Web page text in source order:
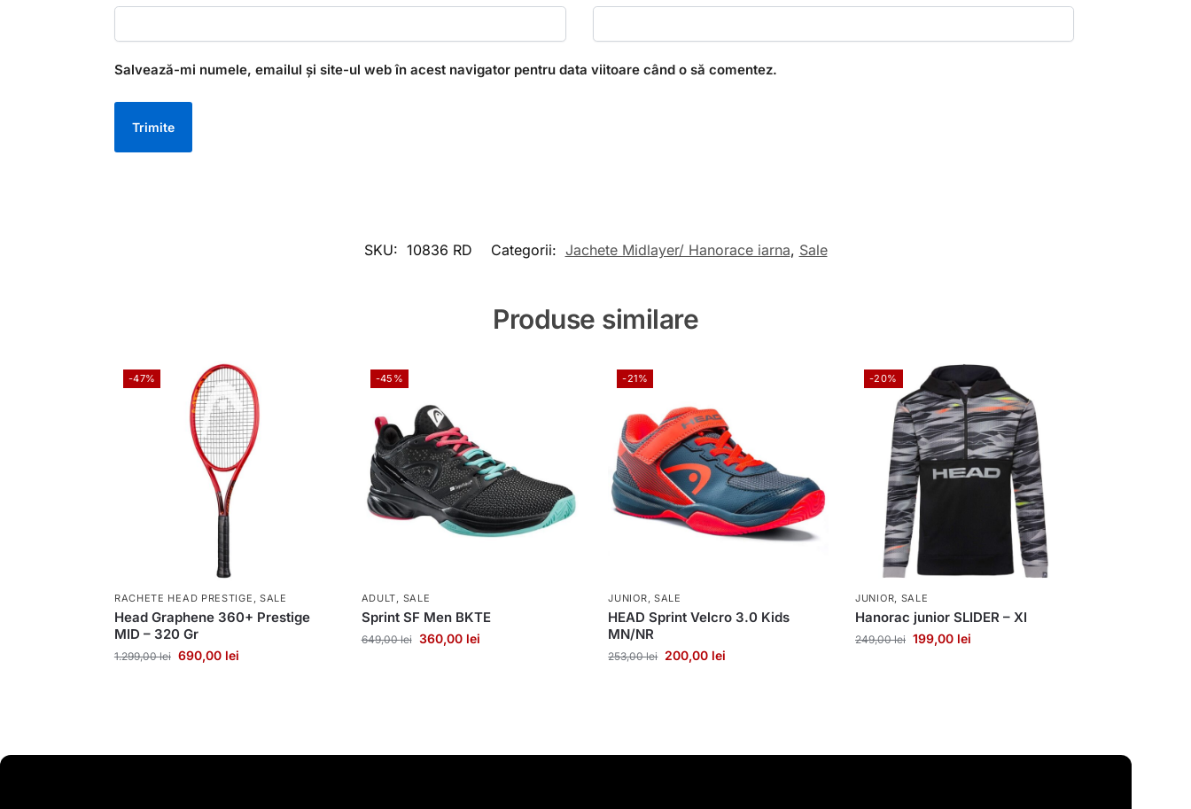
Salvează-mi numele, emailul și site-ul web în acest navigator pentru data viitoare când o să comentez.
SKU: 10836 RD Categorii: Jachete Midlayer/ Hanorace iarna, Sale
Produse similare
-47%
RACHETE HEAD PRESTIGE , SALE
Head Graphene 360+ Prestige
MID – 320 Gr
1.299,00lei 690,00 lei
-45%
ADULT, SALE
Sprint SF Men BKTE
649,00lei 360,00 lei
-21%
JUNIOR, SALE
HEAD Sprint Velcro 3.0 Kids
MN/NR
253,00lei 200,00 lei
-20%
JUNIOR, SALE
Hanorac junior SLIDER – XI
249,00lei 199,00 lei